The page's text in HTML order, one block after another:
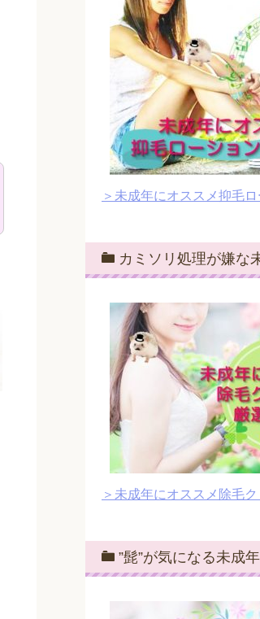
＞未成年にオススメ抑毛
カミソリ処理が嫌な
＞未成年にオススメ除毛
”髭”が気になる未成年